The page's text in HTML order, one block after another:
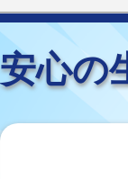
安心の